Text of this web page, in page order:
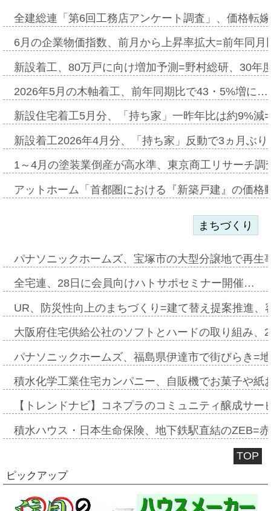
全建総連「第6回工務店アンケート調査」、価格転
6月の企業物価指数、前月から上昇率拡大=前年同
新設着工、80万戸に向け増加予測=野村総研、30年
2026年5月の木軸着工、前年同期比で43・5%増に…
新設住宅着工5月分、「持ち家」一昨年比は約9%
新設着工2026年4月分、「持ち家」反動で3ヵ月ぶ
1～4月の塗装業倒産が高水準、東京商工リサーチ
アットホーム「首都圏における『新築戸建』の価
まちづくり
パナソニックホームズ、宝塚市の大型分譲地で再
全宅連、28日に会員向けハトサポセミナー開催…
UR、防災性向上のまちづくり=建て替え提案推進
大阪府住宅供給公社のソフトとハードの取り組み
パナソニックホームズ、福島県伊達市で街びらき=
積水化学工業住宅カンパニー、自販機でお菓子や
【トレンドナビ】コネプラのコミュニティ醸成サ
積水ハウス・日本生命保険、地下鉄駅直結のZEB=
TOP
ピックアップ